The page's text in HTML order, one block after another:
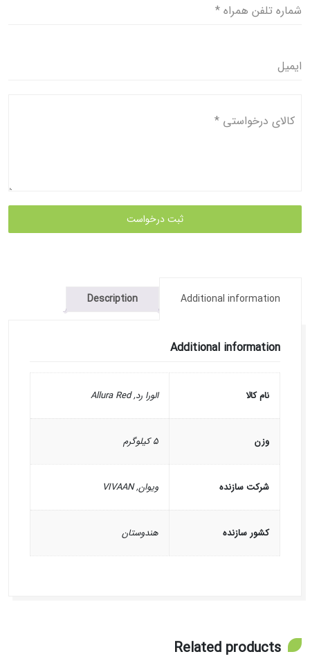
شماره تلفن همراه *
ایمیل
کالای درخواستی *
ثبت درخواست
Additional information
Description
Additional information
نام کالا الورا رد, Allura Red
وزن ۵ کیلوگرم
شرکت سازنده ویوان, VIVAAN
کشور سازنده هندوستان
Related products